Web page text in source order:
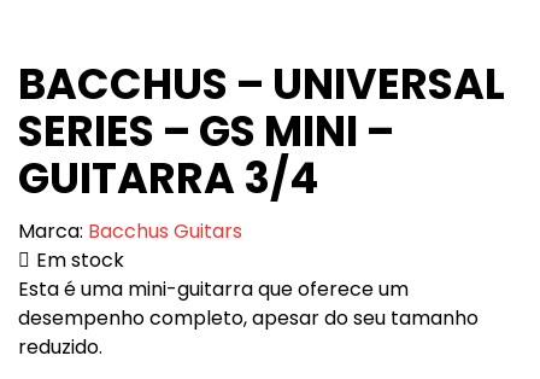
BACCHUS – UNIVERSAL
SERIES – GS MINI –
GUITARRA 3/4
Marca: Bacchus Guitars
Em stock
Esta é uma mini-guitarra que oferece um
desempenho completo, apesar do seu tamanho
reduzido.